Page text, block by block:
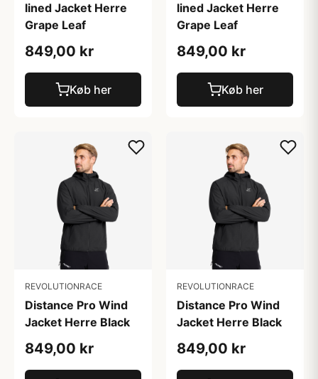
lined Jacket Herre
Grape Leaf
849,00 kr
Køb her
lined Jacket Herre
Grape Leaf
849,00 kr
Køb her
REVOLUTIONRACE
Distance Pro Wind
Jacket Herre Black
849,00 kr
REVOLUTIONRACE
Distance Pro Wind
Jacket Herre Black
849,00 kr